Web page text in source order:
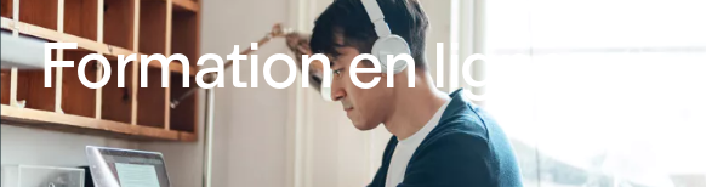
Formation en ligne